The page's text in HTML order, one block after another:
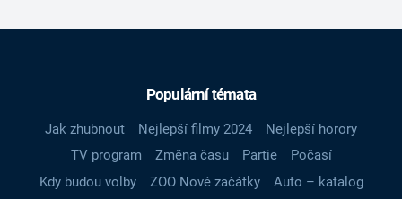
Populární témata
Jak zhubnout Nejlepší filmy 2024
Nejlepší horory
TV program
Změna času Partie
Počasí
Kdy budou volby
ZOO Nové začátky
Auto – katalog